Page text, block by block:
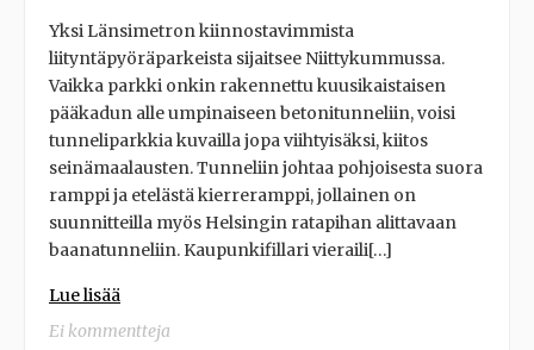
Yksi Länsimetron kiinnostavimmista
liityntäpyöräparkeista sijaitsee Niittykummussa.
Vaikka parkki onkin rakennettu kuusikaistaisen
pääkadun alle umpinaiseen betonitunneliin, voisi
tunneliparkkia kuvailla jopa viihtyisäksi, kiitos
seinämaalausten. Tunneliin johtaa pohjoisesta suora
ramppi ja etelästä kierreramppi, jollainen on
suunnitteilla myös Helsingin ratapihan alittavaan
baanatunneliin. Kaupunkifillari vieraili[…]
Lue lisää
Ei kommentteja